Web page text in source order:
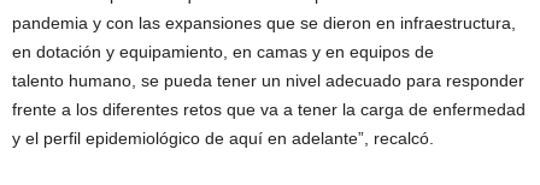
pandemia y con las expansiones que se dieron en infraestructura,
en dotación y equipamiento, en camas y en equipos de
talento humano, se pueda tener un nivel adecuado para responder
frente a los diferentes retos que va a tener la carga de enfermedad
y el perfil epidemiológico de aquí en adelante”, recalcó.